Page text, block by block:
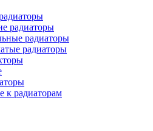
радиаторы
радиаторы
радиаторы
к радиаторам